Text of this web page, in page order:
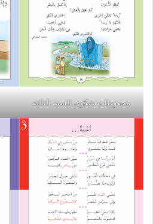
محفوظات شكوى السنة الثالثة